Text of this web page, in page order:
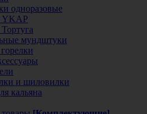
одноразовые
YKAP
мундштуки
и шиловилки
кальяна